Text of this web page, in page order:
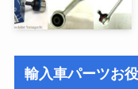
輸入車パーツお